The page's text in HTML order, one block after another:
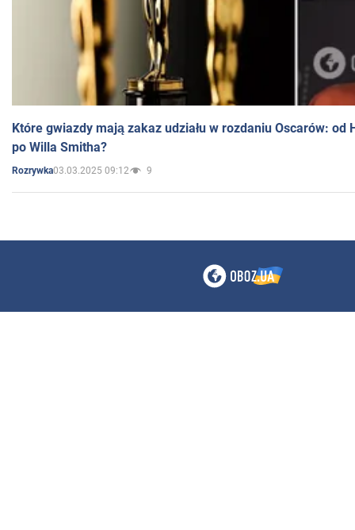
Które gwiazdy mają zakaz udziału w rozdaniu Oscarów: od
po Willa Smitha?
Rozrywka03.03.2025 09:12 9